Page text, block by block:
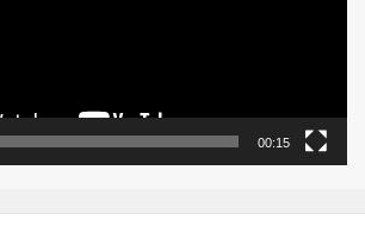
00:15